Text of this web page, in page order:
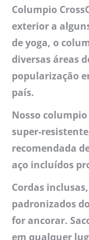
Columpio
exterior a
de yoga, o
diversas áreas
popularização
país.
Nosso
super-
recomendada
aço incluídos
Cordas
padronizados
for ancorar.
em qualquer